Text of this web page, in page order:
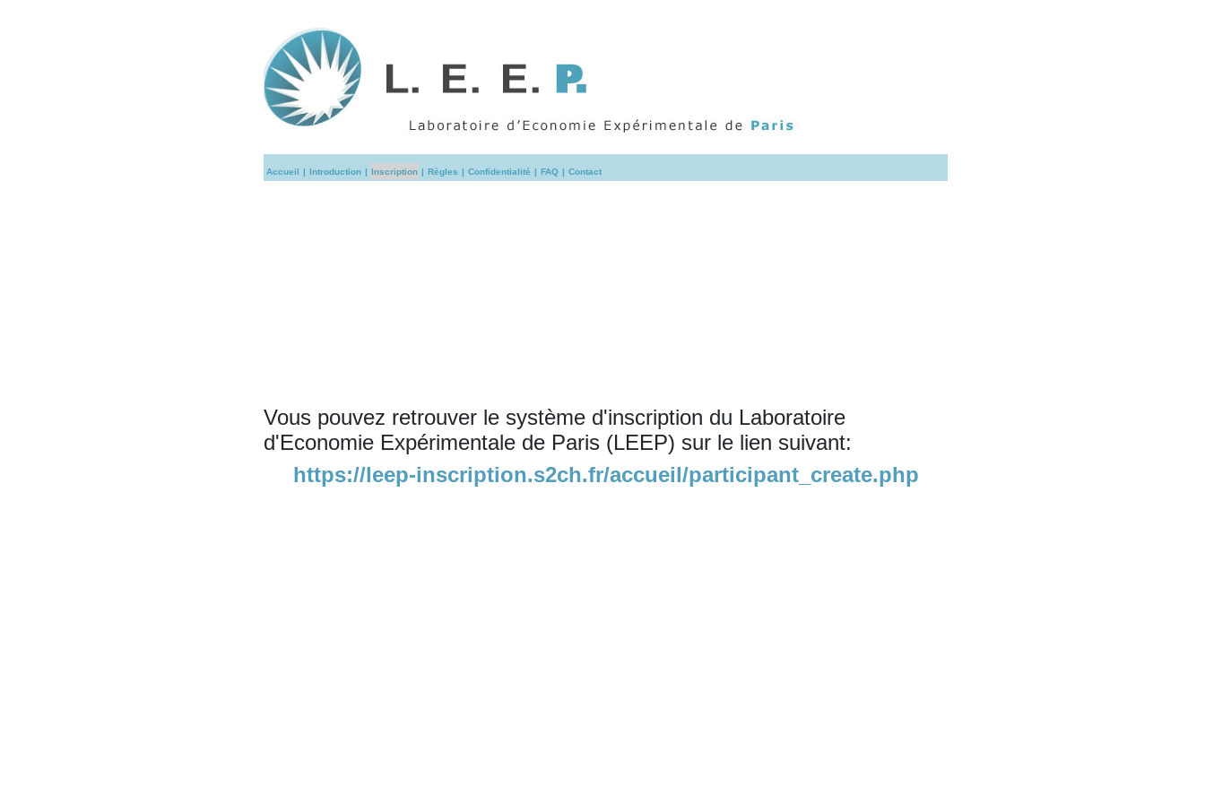
Accueil | Introduction | Inscription | Règles | Confidentialité | FAQ | Contact
Vous pouvez retrouver le système d'inscription du Laboratoire
d'Economie Expérimentale de Paris (LEEP) sur le lien suivant:
https://leep-inscription.s2ch.fr/accueil/participant_create.php